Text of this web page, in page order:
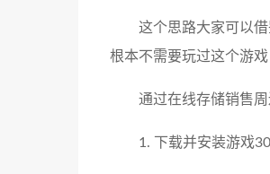
这个思路大家可以
根本不需要玩过这个游
通过在线存储销售
1. 下载并安装游戏